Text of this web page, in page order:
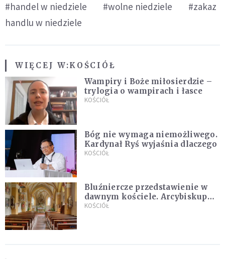
#handel w niedziele #wolne niedziele
#zakaz
handlu w niedziele
WIĘCEJ W:KOŚCIÓŁ
Wampiry i Boże miłosierdzie –
trylogia o wampirach i łasce
KOŚCIÓŁ
Bóg nie wymaga niemożliwego.
Kardynał Ryś wyjaśnia dlaczego
KOŚCIÓŁ
Bluźniercze przedstawienie w
dawnym kościele. Arcybiskup
stanowczo reaguje
KOŚCIÓŁ